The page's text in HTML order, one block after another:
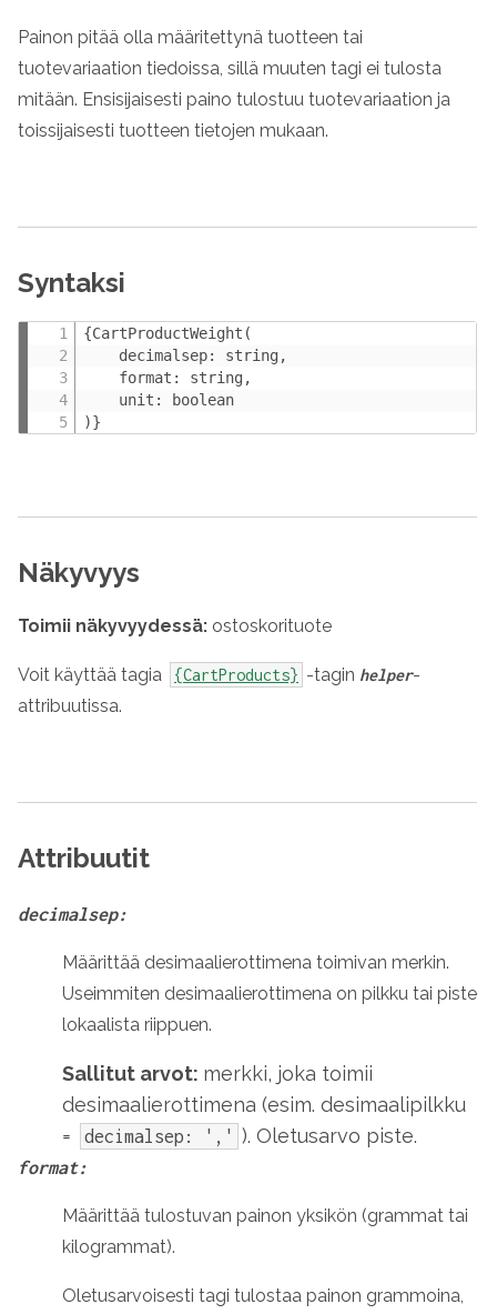
Painon pitää olla määritettynä tuotteen tai
tuotevariaation tiedoissa, sillä muuten tagi ei tulosta
mitään. Ensisijaisesti paino tulostuu tuotevariaation ja
toissijaisesti tuotteen tietojen mukaan.
Syntaksi
{CartProductWeight(
    decimalsep: string,
    format: string,
    unit: boolean
)}
Näkyvyys
Toimii näkyvyydessä: ostoskorituote
Voit käyttää tagia {CartProducts} -tagin helper-
attribuutissa.
Attribuutit
decimalsep:
Määrittää desimaalierottimena toimivan merkin.
Useimmiten desimaalierottimena on pilkku tai piste
lokaalista riippuen.
Sallitut arvot: merkki, joka toimii
desimaalierottimena (esim. desimaalipilkku
=
decimalsep: ',' ). Oletusarvo piste.
format:
Määrittää tulostuvan painon yksikön (grammat tai
kilogrammat).
Oletusarvoisesti tagi tulostaa painon grammoina,